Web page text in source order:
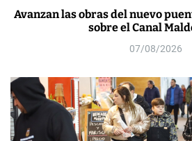
Avanzan las obras del nuevo
sobre el Canal
07/08/2026